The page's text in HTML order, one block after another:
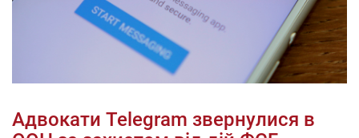
Адвокати Telegram звернулися в